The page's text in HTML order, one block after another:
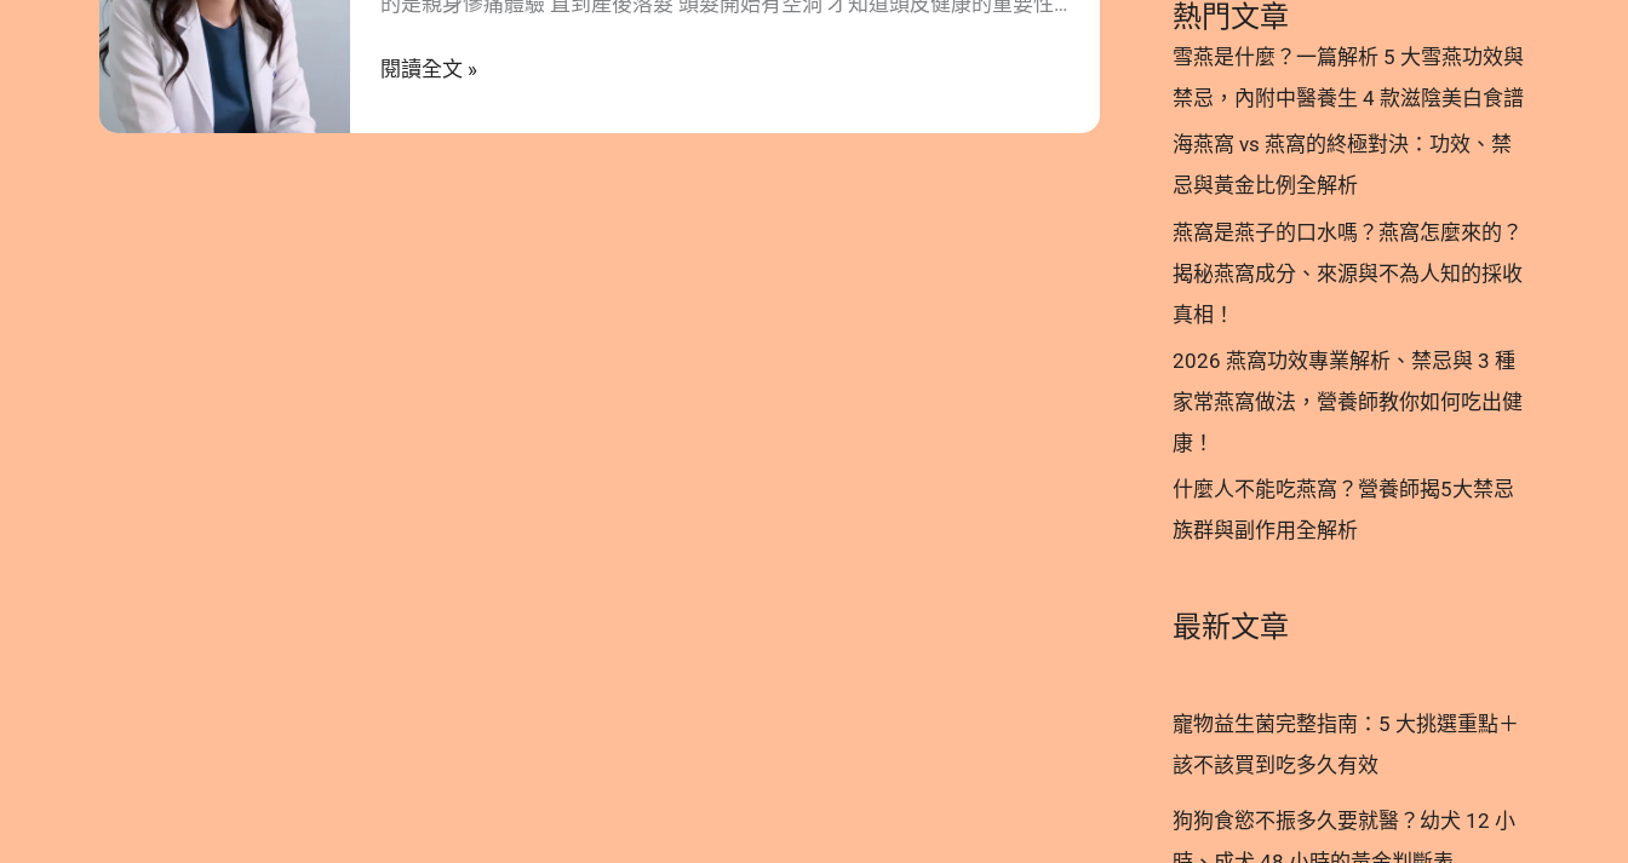
處現在還是以細毛髮為主 用了好多方法但終歸還是得從營養調理下手 現在
易忽略缺少的養髮營養素 蛋白質：建構毛髮結構 鐵質：促進頭皮血液循環
化
從
閱讀全文 »
熱門文章
雪燕是什麼？一篇解析 5 大雪燕功效與
禁忌，內附中醫養生 4 款滋陰美白食譜
海燕窩 vs 燕窩的終極對決：功效、禁
忌與黃金比例全解析
燕窩是燕子的口水嗎？燕窩怎麼來的？
揭秘燕窩成分、來源與不為人知的採收
真相！
2026 燕窩功效專業解析、禁忌與 3 種
家常燕窩做法，營養師教你如何吃出健
康！
什麼人不能吃燕窩？營養師揭5大禁忌
族群與副作用全解析
最新文章
寵物益生菌完整指南：5 大挑選重點＋
該不該買到吃多久有效
狗狗食慾不振多久要就醫？幼犬 12 小